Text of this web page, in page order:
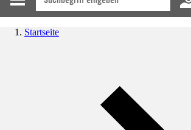
Startseite